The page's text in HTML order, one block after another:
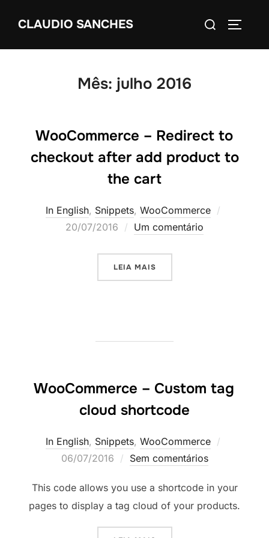
paraCLAUDIO SANCHES
Pesquisar
Mês: julho 2016
WooCommerce – Redirect to
checkout after add product to
the cart
In English, Snippets, WooCommerce
20/07/2016 Um comentário
LEIA MAIS“WOOCOMMERCE –
WooCommerce – Custom tag
cloud shortcode
In English, Snippets, WooCommerce
06/07/2016 Sem comentários
This code allows you use a shortcode in your
pages to display a tag cloud of your products.